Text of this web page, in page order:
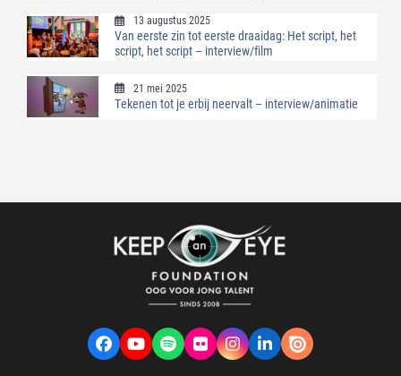
13 augustus 2025
Van eerste zin tot eerste draaidag: Het script, het
script, het script – interview/film
21 mei 2025
Tekenen tot je erbij neervalt – interview/animatie
Facebook
YouTubeSpotifyFlickrInstagram
LinkedIn
VK